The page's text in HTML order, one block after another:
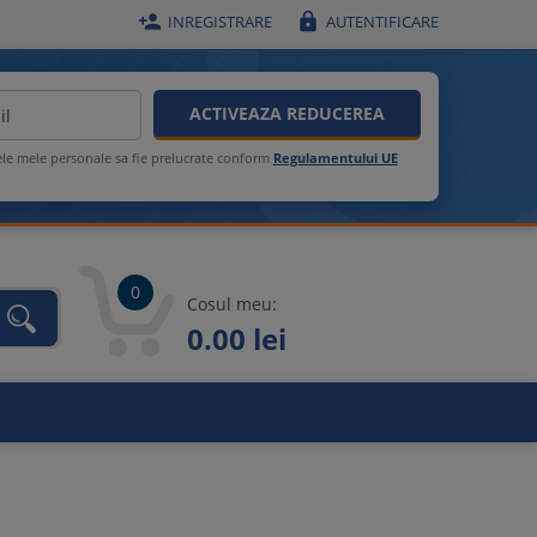
 INREGISTRARE  AUTENTIFICARE
ACTIVEAZA REDUCEREA
mele personale sa fie prelucrate conform Regulamentului UE
0
Cosul meu:
0.00 lei